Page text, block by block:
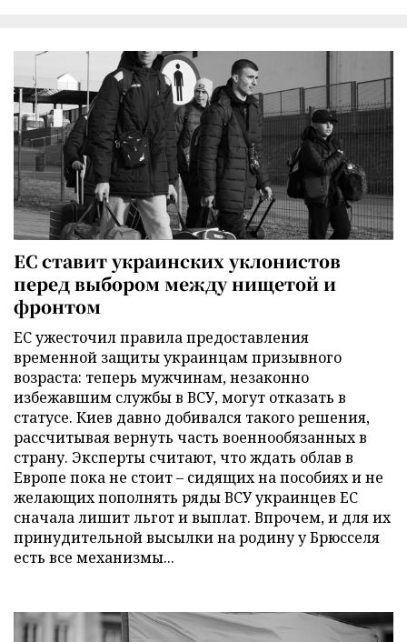
ЕС ставит украинских уклонистов
перед выбором между нищетой и
фронтом
ЕС ужесточил правила предоставления
временной защиты украинцам призывного
возраста: теперь мужчинам, незаконно
избежавшим службы в ВСУ, могут отказать в
статусе. Киев давно добивался такого решения,
рассчитывая вернуть часть военнообязанных в
страну. Эксперты считают, что ждать облав в
Европе пока не стоит – сидящих на пособиях и не
желающих пополнять ряды ВСУ украинцев ЕС
сначала лишит льгот и выплат. Впрочем, и для их
принудительной высылки на родину у Брюсселя
есть все механизмы...